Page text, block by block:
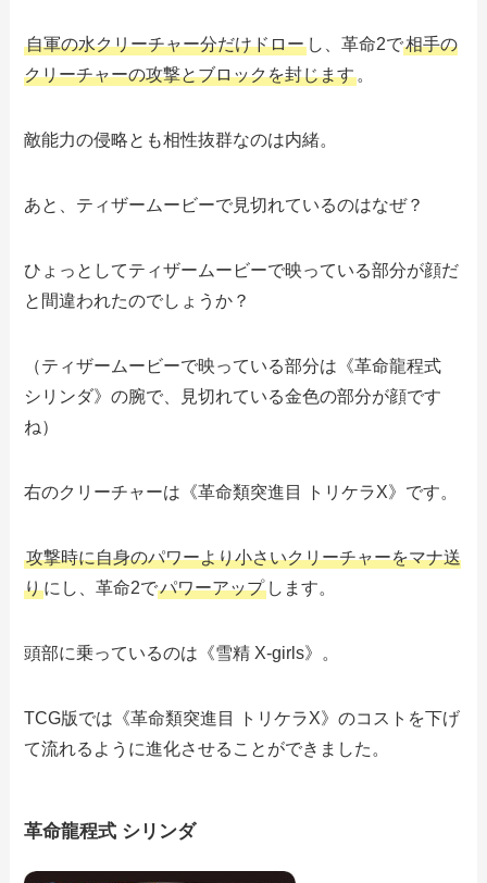
自軍の水クリーチャー分だけドロー し、革命2で相手の
クリーチャーの攻撃とブロックを封じます 。
敵能力の侵略とも相性抜群なのは内緒。
あと、ティザームービーで見切れているのはなぜ？
ひょっとしてティザームービーで映っている部分が顔だ
と間違われたのでしょうか？
（ティザームービーで映っている部分は《革命龍程式
シリンダ》の腕で、見切れている金色の部分が顔です
ね）
右のクリーチャーは《革命類突進目 トリケラX》です。
攻撃時に自身のパワーより小さいクリーチャーをマナ送
りにし、革命2でパワーアップ します。
頭部に乗っているのは《雪精 X-girls》。
TCG版では《革命類突進目 トリケラX》のコストを下げ
て流れるように進化させることができました。
革命龍程式 シリンダ